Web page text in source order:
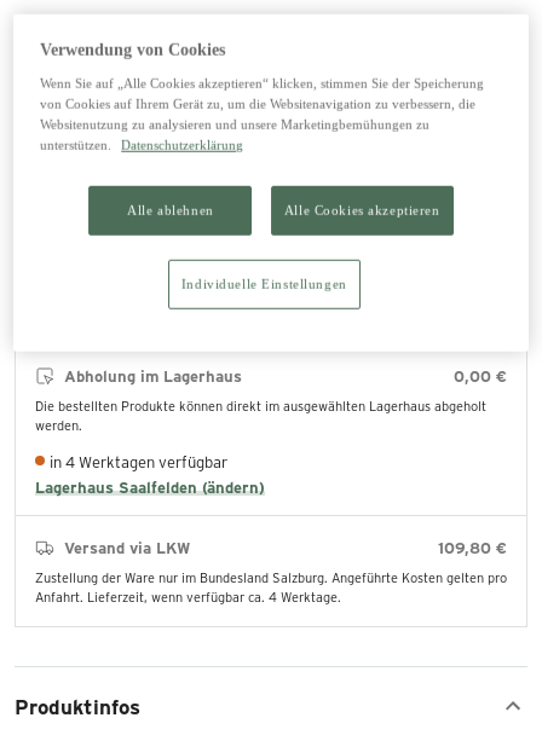
Kehrmaschine KM 70/20 C
Abholung im Lagerhaus 0,00 €
Die bestellten Produkte können direkt im ausgewählten Lagerhaus abgeholt
werden.
in 4 Werktagen verfügbar
Lagerhaus Saalfelden (ändern)
Versand via LKW 109,80 €
Zustellung der Ware nur im Bundesland Salzburg. Angeführte Kosten gelten pro
Anfahrt. Lieferzeit, wenn verfügbar ca. 4 Werktage.
Produktinfos
Verwendung von Cookies
Wenn Sie auf „Alle Cookies akzeptieren“ klicken, stimmen Sie der Speicherung
von Cookies auf Ihrem Gerät zu, um die Websitenavigation zu verbessern, die
Websitenutzung zu analysieren und unsere Marketingbemühungen zu
unterstützen.
Datenschutzerklärung
Alle ablehnen Alle Cookies akzeptieren
Individuelle Einstellungen